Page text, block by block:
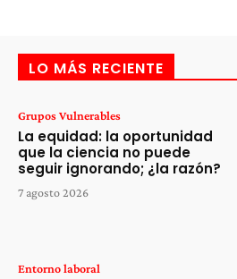
LO MÁS RECIENTE
Grupos Vulnerables
La equidad: la oportunidad
que la ciencia no puede
seguir ignorando; ¿la razón?
7 agosto 2026
Entorno laboral